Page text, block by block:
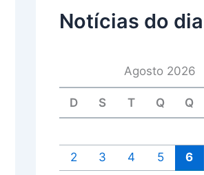
Notícias do dia
Agosto 2026
D S T Q Q
2
3 4 5 6